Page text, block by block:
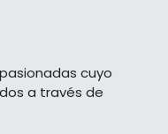
cuyo
a través de